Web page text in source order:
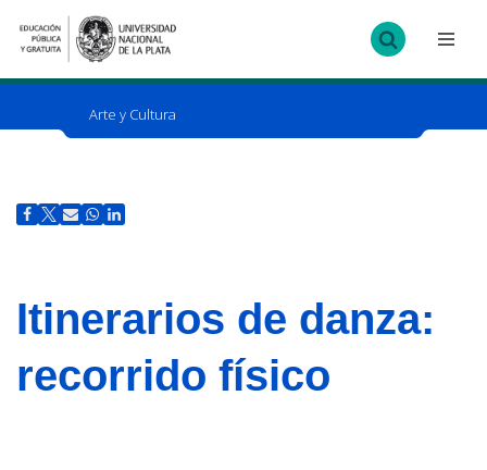
Ir
al
Arte y Cultura
Itinerarios de danza:
recorrido físico